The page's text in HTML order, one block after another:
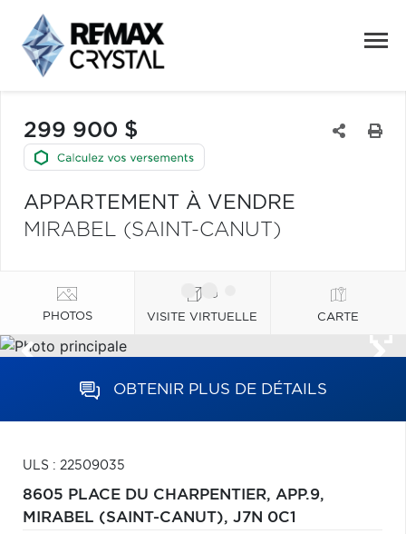
299 900 $
APPARTEMENT À VENDRE
MIRABEL (SAINT-CANUT)
PHOTOS VISITE VIRTUELLE CARTE
OBTENIR PLUS DE DÉTAILS
ULS : 22509035
8605 PLACE DU CHARPENTIER, APP.9,
MIRABEL (SAINT-CANUT), J7N 0C1